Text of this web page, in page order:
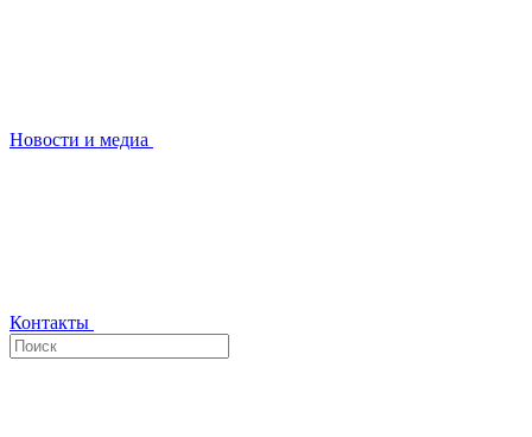
Новости и медиа
Контакты